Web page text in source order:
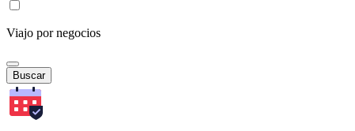
Viajo por negocios
Buscar